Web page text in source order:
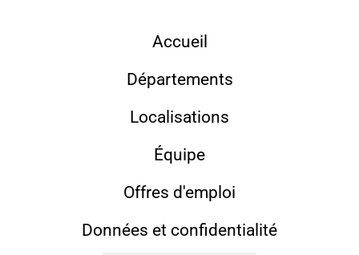
Accueil
Départements
Localisations
Équipe
Offres d'emploi
Données et confidentialité